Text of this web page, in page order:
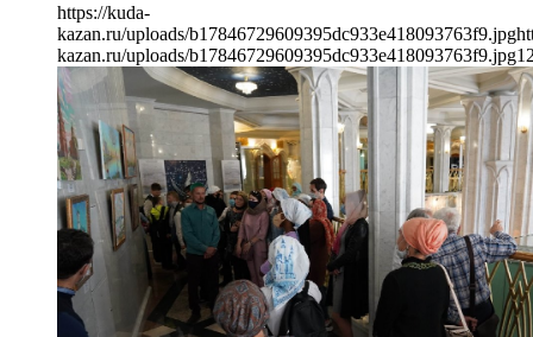
https://kuda-
kazan.ru/uploads/b17846729609395dc933e418093763f9.jpg
kazan.ru/uploads/b17846729609395dc933e418093763f9.jpg